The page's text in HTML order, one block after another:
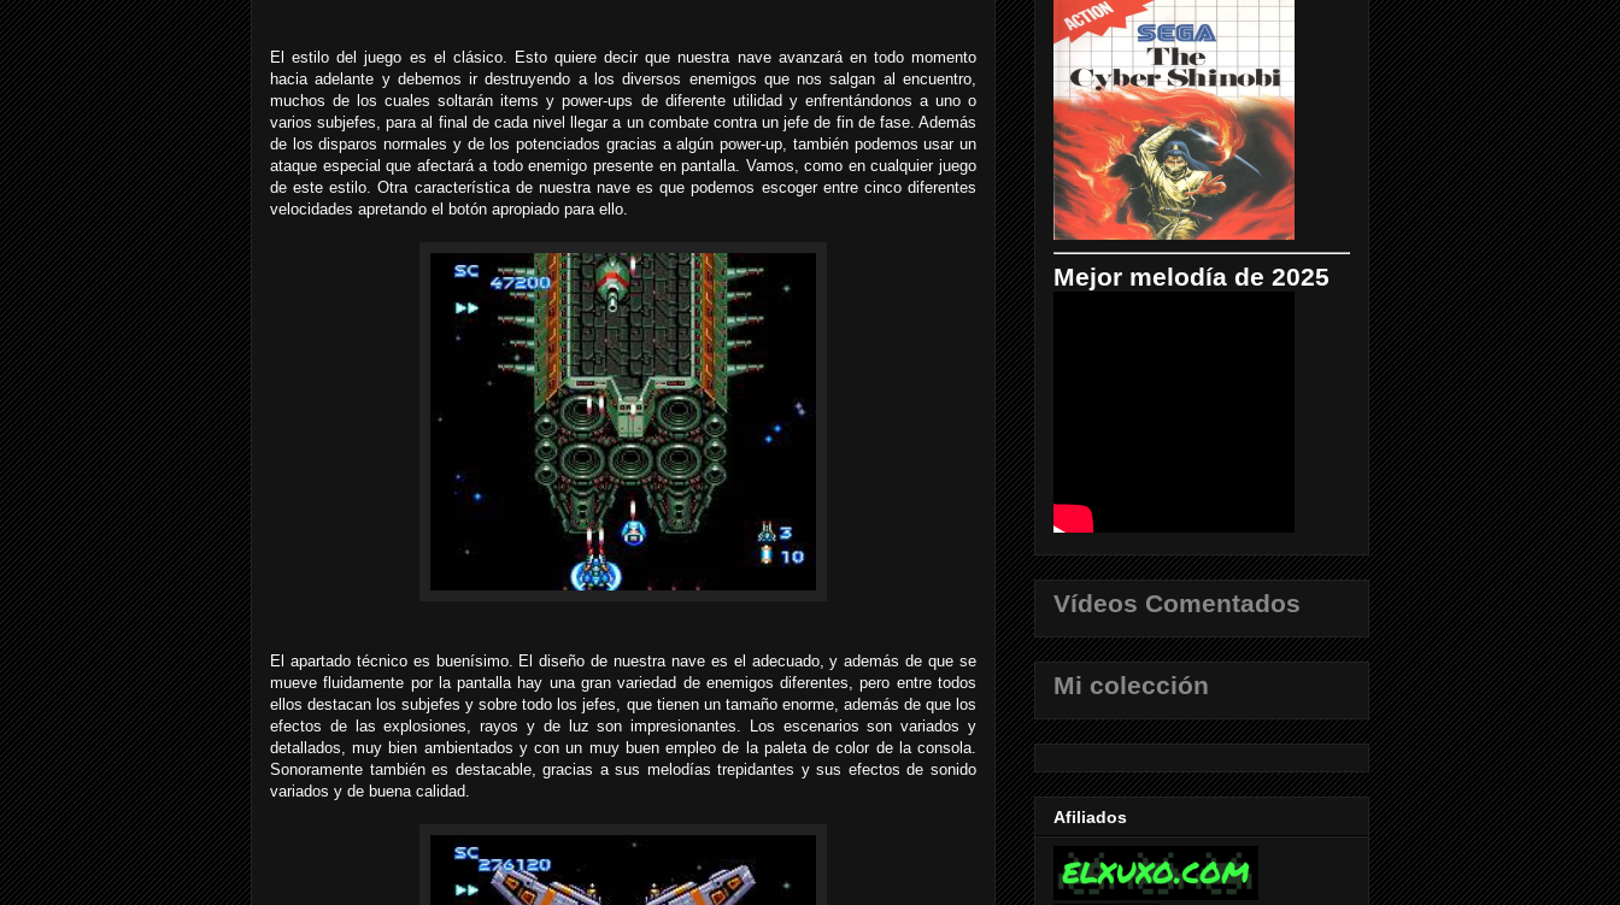
El estilo del juego es el clásico. Esto quiere decir que nuestra nave avanzará en todo momento
hacia adelante y debemos ir destruyendo a los diversos enemigos que nos salgan al encuentro,
muchos de los cuales soltarán items y power-ups de diferente utilidad y enfrentándonos a uno o
varios subjefes, para al final de cada nivel llegar a un combate contra un jefe de fin de fase. Además
de los disparos normales y de los potenciados gracias a algún power-up, también podemos usar un
ataque especial que afectará a todo enemigo presente en pantalla. Vamos, como en cualquier juego
de este estilo. Otra característica de nuestra nave es que podemos escoger entre cinco diferentes
velocidades apretando el botón apropiado para ello.
El apartado técnico es buenísimo. El diseño de nuestra nave es el adecuado, y además de que se
mueve fluidamente por la pantalla hay una gran variedad de enemigos diferentes, pero entre todos
ellos destacan los subjefes y sobre todo los jefes, que tienen un tamaño enorme, además de que los
efectos de las explosiones, rayos y de luz son impresionantes. Los escenarios son variados y
detallados, muy bien ambientados y con un muy buen empleo de la paleta de color de la consola.
Sonoramente también es destacable, gracias a sus melodías trepidantes y sus efectos de sonido
variados y de buena calidad.
Mejor melodía de 2025
Vídeos Comentados
Mi colección
Afiliados